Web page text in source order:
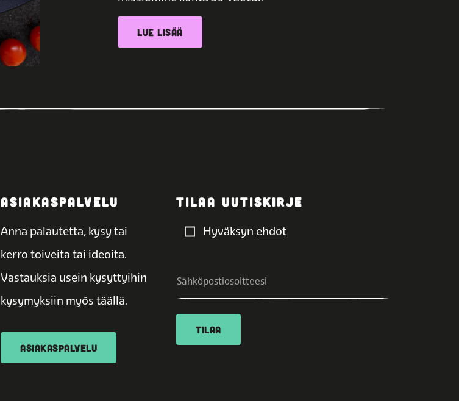
LUE LISÄÄ
ASIAKASPALVELU
Anna palautetta, kysy tai
kerro toiveita tai ideoita.
Vastauksia usein kysyttyihin
kysymyksiin myös täällä.
ASIAKASPALVELU
TILAA UUTISKIRJE
Hyväksyn ehdot
TILAA